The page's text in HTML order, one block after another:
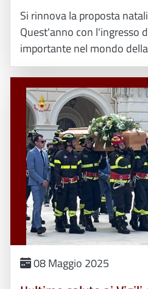
Si rinnova la proposta
Quest'anno con l'ingresso
importante nel mondo
08 Maggio 2025